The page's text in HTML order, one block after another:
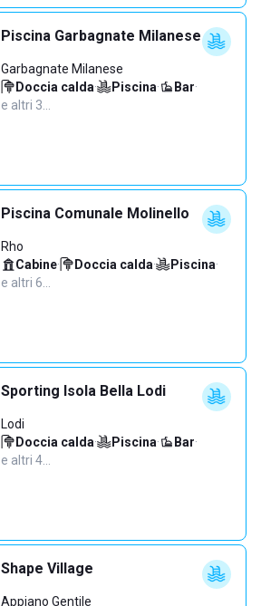
Piscina Garbagnate Milanese
Garbagnate Milanese
Doccia calda· Piscina· Bar·
e altri 3…
Piscina Comunale Molinello
Rho
Cabine· Doccia calda· Piscina·
e altri 6…
Sporting Isola Bella Lodi
Lodi
Doccia calda· Piscina· Bar·
e altri 4…
Shape Village
Appiano Gentile